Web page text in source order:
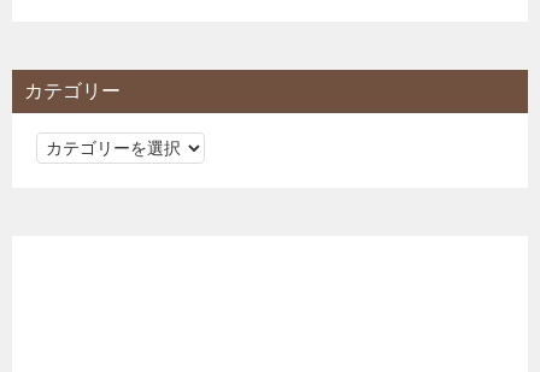
カテゴリー
カ